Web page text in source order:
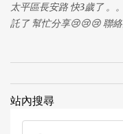
1
太平區長安路 快3歲了 。
託了 幫忙分享😢😢😢 聯
站內搜尋